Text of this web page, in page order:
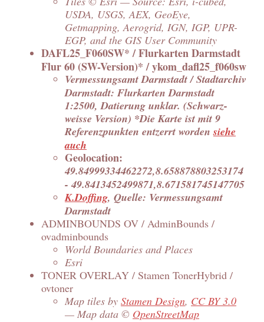
USDA, USGS, AEX, GeoEye,
Getmapping, Aerogrid, IGN, IGP, UPR-
EGP, and the GIS User Community
DAFL25_F060SW* / Flurkarten Darmstadt
Flur 60 (SW-Version)* / ykom_dafl25_f060sw
Vermessungsamt Darmstadt / Stadtarchiv
Darmstadt: Flurkarten Darmstadt
1:2500, Datierung unklar. (Schwarz-
weisse Version) *Die Karte ist mit 9
Referenzpunkten entzerrt wordensiehe
auch
Geolocation:
49.84999334462272,8.658878803253174
- 49.8413452499871,8.671581745147705
K.Doffing, Quelle: Vermessungsamt
Darmstadt
ADMINBOUNDS OV / AdminBounds /
ovadminbounds
World Boundaries and Places
Esri
TONER OVERLAY / Stamen TonerHybrid /
ovtoner
Map tiles by Stamen Design, CC BY 3.0
— Map data © OpenStreetMap